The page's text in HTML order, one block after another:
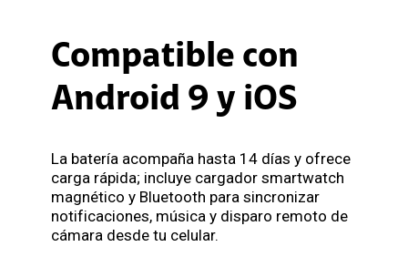
Compatible con
Android 9 y iOS
La batería acompaña hasta 14 días y ofrece
carga rápida; incluye cargador smartwatch
magnético y Bluetooth para sincronizar
notificaciones, música y disparo remoto de
cámara desde tu celular.